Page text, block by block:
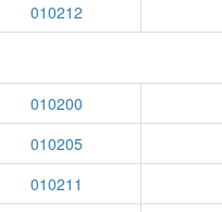
010212
010200
010205
010211